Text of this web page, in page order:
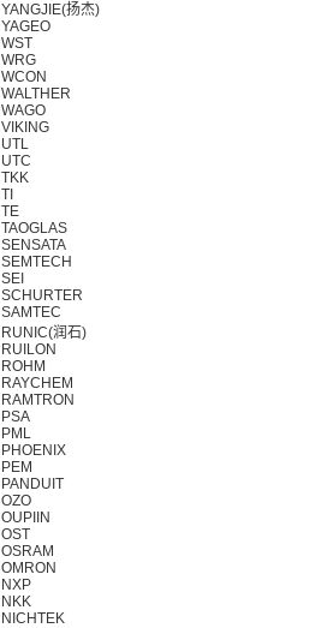
YANGJIE(扬杰)
YAGEO
WST
WRG
WCON
WALTHER
WAGO
VIKING
UTL
UTC
TKK
TI
TE
TAOGLAS
SENSATA
SEMTECH
SEI
SCHURTER
SAMTEC
RUNIC(润石)
RUILON
ROHM
RAYCHEM
RAMTRON
PSA
PML
PHOENIX
PEM
PANDUIT
OZO
OUPIIN
OST
OSRAM
OMRON
NXP
NKK
NICHTEK